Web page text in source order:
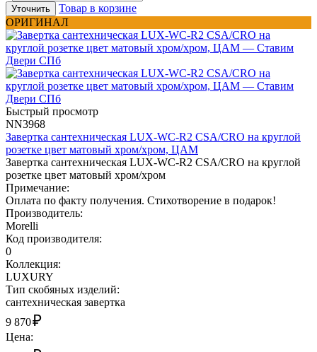
Уточнить
Товар в корзине
ОРИГИНАЛ
Быстрый просмотр
NN3968
Завертка сантехническая LUX-WC-R2 CSA/CRO на круглой
розетке цвет матовый хром/хром, ЦАМ
Завертка сантехническая LUX-WC-R2 CSA/CRO на круглой
розетке цвет матовый хром/хром
Примечание:
Оплата по факту получения. Стихотворение в подарок!
Производитель:
Morelli
Код производителя:
0
Коллекция:
LUXURY
Тип скобяных изделий:
сантехническая завертка
9 870₽
Цена: